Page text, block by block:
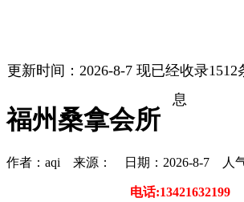
更新时间：2026-8-7 现已经收录
息
福州桑拿会所
作者：aqi 来源： 日期：2026-8-7 人气
电话:13421632199